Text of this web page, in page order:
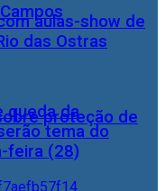
proteção de
aulas-show de
das Ostras
queda da
tema do
feira (28)